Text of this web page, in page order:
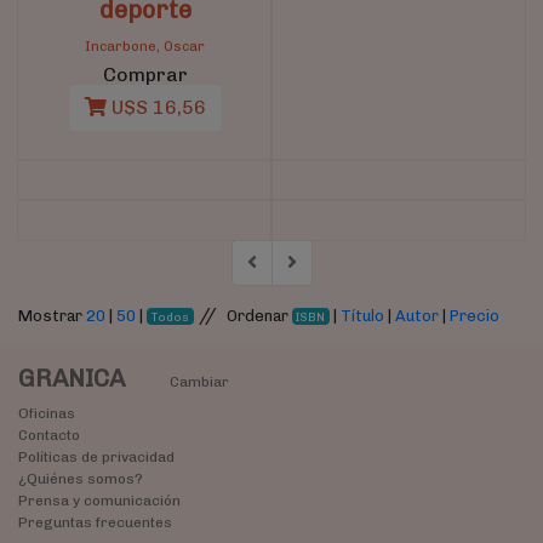
deporte
Incarbone, Oscar
Comprar
U$S 16,56
Mostrar 20 50 Todos // Ordenar ISBN Título |Autor |Precio
GRANICA
Cambiar
Oficinas
Contacto
Políticas de privacidad
¿Quiénes somos?
Prensa y comunicación
Preguntas frecuentes